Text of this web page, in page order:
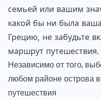
семьей или вашим
какой бы ни была
Грецию, не забудьте
маршрут путешествия.
Независимо от того,
любом районе острова
путешествия